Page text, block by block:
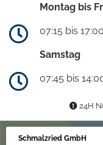
Montag bis
07:15 bis
Samstag
07:45 bis
24H
Schmalzried GmbH